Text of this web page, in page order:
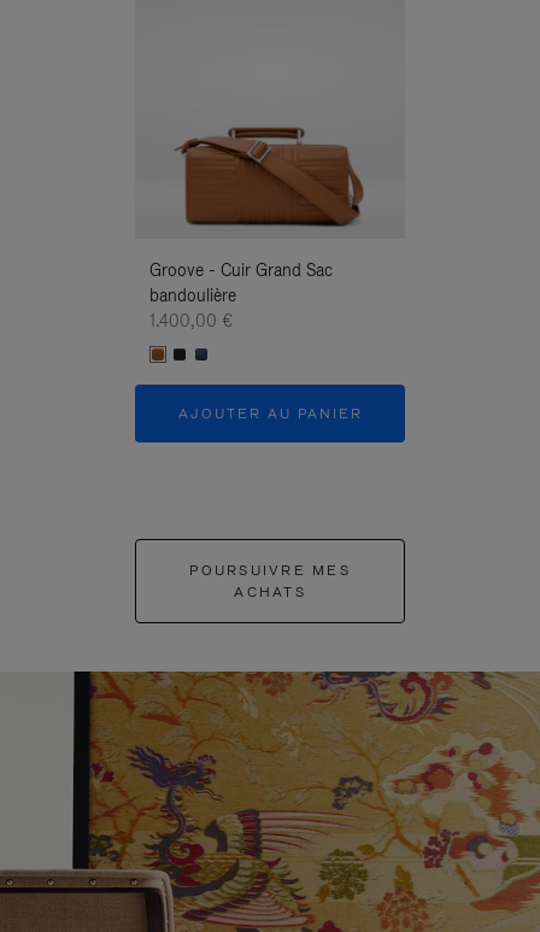
Groove - Cuir Grand Sac
bandoulière
1.400,00 €
AJOUTER AU PANIER
POURSUIVRE MES
ACHATS